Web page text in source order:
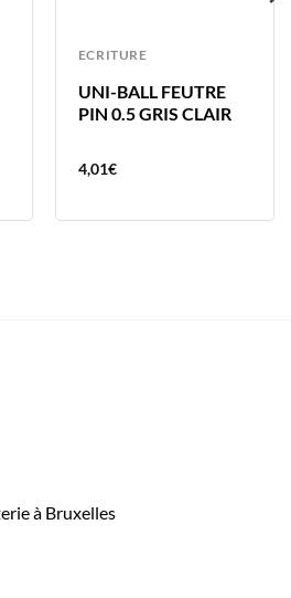
ECRITURE
UNI-BALL FEUTRE
PIN 0.5 GRIS CLAIR
4,01€
à Bruxelles